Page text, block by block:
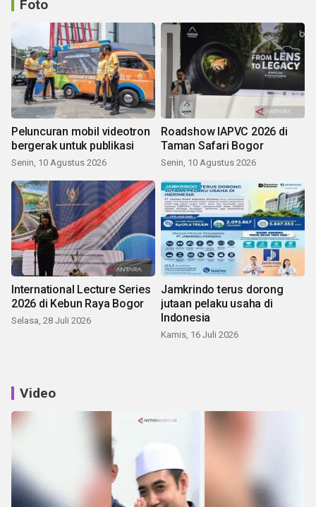
Foto
Peluncuran mobil videotron
bergerak untuk publikasi
Senin, 10 Agustus 2026
Roadshow IAPVC 2026 di
Taman Safari Bogor
Senin, 10 Agustus 2026
International Lecture Series
2026 di Kebun Raya Bogor
Selasa, 28 Juli 2026
Jamkrindo terus dorong
jutaan pelaku usaha di
Indonesia
Kamis, 16 Juli 2026
Video